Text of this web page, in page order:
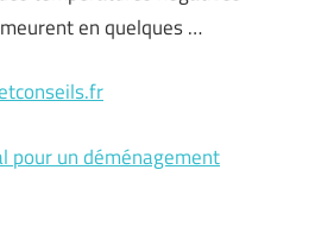
en quelques …
pour un déménagement